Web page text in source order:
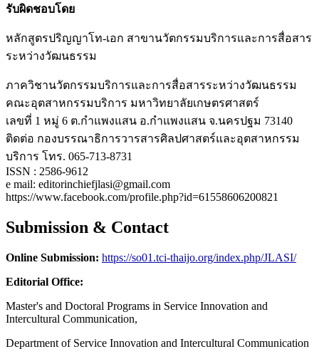
รับผิดชอบโดย
หลักสูตรปริญญาโท-เอก สาขานวัตกรรมบริการและการสื่อสาร
ระหว่างวัฒนธรรม
ภาควิชานวัตกรรมบริการและการสื่อสารระหว่างวัฒนธรรม
คณะอุตสาหกรรมบริการ มหาวิทยาลัยเกษตรศาสตร์
เลขที่ 1 หมู่ 6 ต.กำแพงแสน อ.กำแพงแสน จ.นครปฐม 73140
ติดต่อ กองบรรณาธิการวารสารศิลปศาสตร์และอุตสาหกรรม
บริการ โทร. 065-713-8731
ISSN : 2586-9612
e mail: editorinchiefjlasi@gmail.com
https://www.facebook.com/profile.php?id=61558606200821
Submission & Contact
Online Submission: https://so01.tci-thaijo.org/index.php/JLASI/
Editorial Office:
Master's and Doctoral Programs in Service Innovation and
Intercultural Communication,
Department of Service Innovation and Intercultural Communication